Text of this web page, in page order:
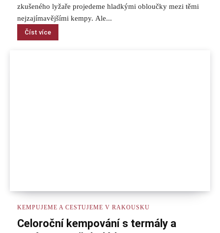
zkušeného lyžaře projedeme hladkými obloučky mezi těmi
nejzajímavějšími kempy. Ale...
Číst více
KEMPUJEME A CESTUJEME V RAKOUSKU
Celoroční kempování s termály a